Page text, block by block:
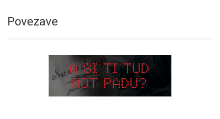
Povezave